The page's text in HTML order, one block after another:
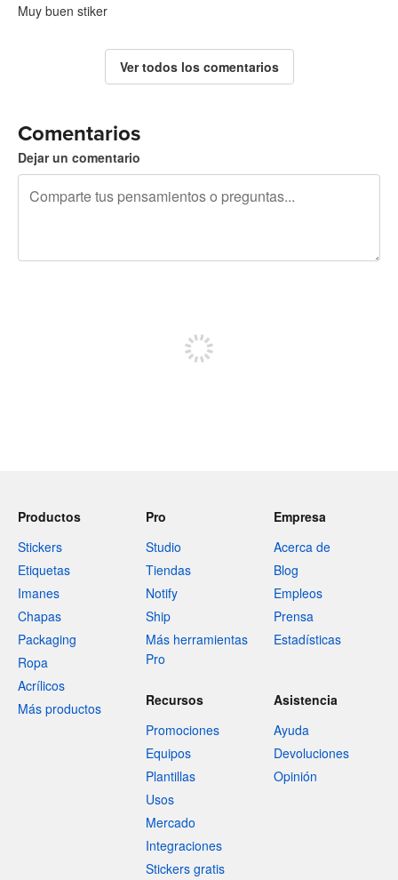
Muy buen stiker
Ver todos los comentarios
Comentarios
Dejar un comentario
Productos
Stickers
Etiquetas
Imanes
Chapas
Packaging
Ropa
Acrílicos
Más productos
Pro
Studio
Tiendas
Notify
Ship
Más herramientas
Pro
Empresa
Acerca de
Blog
Empleos
Prensa
Estadísticas
Recursos
Promociones
Equipos
Plantillas
Usos
Mercado
Integraciones
Stickers gratis
Asistencia
Ayuda
Devoluciones
Opinión